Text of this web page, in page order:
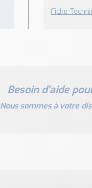
Fiche
Besoin d'aide
Nous sommes à votre